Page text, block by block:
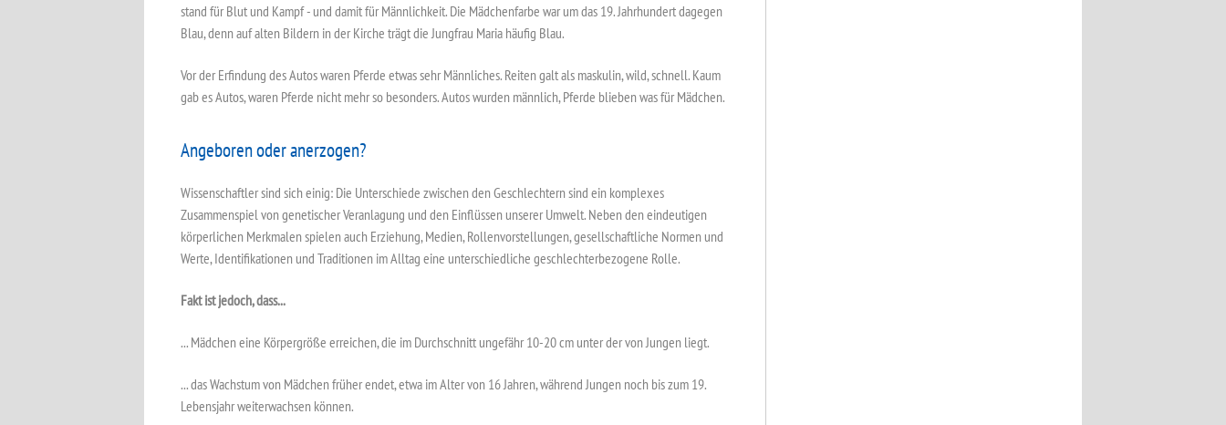
stand für Blut und Kampf - und damit für Männlichkeit. Die Mädchenfarbe war um das 19. Jahrhundert dagegen
Blau, denn auf alten Bildern in der Kirche trägt die Jungfrau Maria häufig Blau.
Vor der Erfindung des Autos waren Pferde etwas sehr Männliches. Reiten galt als maskulin, wild, schnell. Kaum
gab es Autos, waren Pferde nicht mehr so besonders. Autos wurden männlich, Pferde blieben was für Mädchen.
Angeboren oder anerzogen?
Wissenschaftler sind sich einig: Die Unterschiede zwischen den Geschlechtern sind ein komplexes
Zusammenspiel von genetischer Veranlagung und den Einflüssen unserer Umwelt. Neben den eindeutigen
körperlichen Merkmalen spielen auch Erziehung, Medien, Rollenvorstellungen, gesellschaftliche Normen und
Werte, Identifikationen und Traditionen im Alltag eine unterschiedliche geschlechterbezogene Rolle.
Fakt ist jedoch, dass...
... Mädchen eine Körpergröße erreichen, die im Durchschnitt ungefähr 10-20 cm unter der von Jungen liegt.
... das Wachstum von Mädchen früher endet, etwa im Alter von 16 Jahren, während Jungen noch bis zum 19.
Lebensjahr weiterwachsen können.